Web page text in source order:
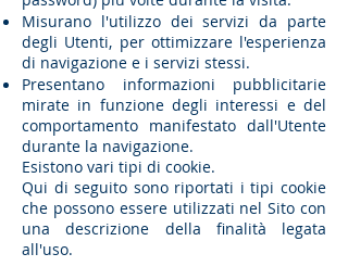
Misurano l'utilizzo dei servizi da parte
degli Utenti, per ottimizzare l'esperienza
di navigazione e i servizi stessi.
Presentano informazioni pubblicitarie
mirate in funzione degli interessi e del
comportamento manifestato dall'Utente
durante la navigazione.
Esistono vari tipi di cookie.
Qui di seguito sono riportati i tipi cookie
che possono essere utilizzati nel Sito con
una descrizione della finalità legata
all'uso.